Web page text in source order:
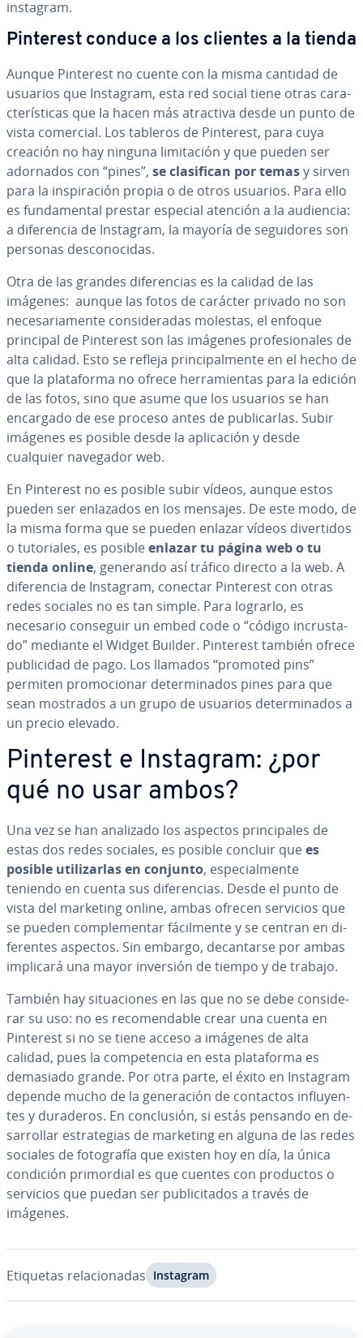
instagram.
Pinterest conduce a los clientes a la tienda
Aunque Pinterest no cuente con la misma cantidad de
usuarios que Instagram, esta red social tiene otras ca­ra­
c­te­rí­s­ti­cas que la hacen más atractiva desde un punto de
vista comercial. Los tableros de Pinterest, para cuya
creación no hay ninguna li­mi­ta­ción y que pueden ser
adornados con “pines”, se cla­si­fi­can por temasy sirven
para la in­s­pi­ra­ción propia o de otros usuarios. Para ello
es fu­n­da­me­n­tal prestar especial atención a la audiencia:
a di­fe­re­n­cia de Instagram, la mayoría de se­gui­do­res son
personas de­s­co­no­ci­das.
Otra de las grandes di­fe­re­n­cias es la calidad de las
imágenes: aunque las fotos de carácter privado no son
ne­ce­sa­ria­me­n­te co­n­si­de­ra­das molestas, el enfoque
principal de Pinterest son las imágenes pro­fe­sio­na­les de
alta calidad. Esto se refleja pri­n­ci­pa­l­me­n­te en el hecho de
que la pla­ta­fo­r­ma no ofrece he­rra­mie­n­tas para la edición
de las fotos, sino que asume que los usuarios se han
encargado de ese proceso antes de pu­bli­car­las. Subir
imágenes es posible desde la apli­ca­ción y desde
cualquier navegador web.
En Pinterest no es posible subir vídeos, aunque estos
pueden ser enlazados en los mensajes. De este modo, de
la misma forma que se pueden enlazar vídeos di­ve­r­ti­dos
o tu­to­ria­les, es posibleenlazar tu página web o tu
tienda online, generando así tráfico directo a la web. A
di­fe­re­n­cia de Instagram, conectar Pinterest con otras
redes sociales no es tan simple. Para lograrlo, es
necesario conseguir un embed code o “código in­cru­s­ta­
do” mediante el Widget Builder. Pinterest también ofrece
pu­bli­ci­dad de pago. Los llamados “promoted pins”
permiten pro­mo­cio­nar de­te­r­mi­na­dos pines para que
sean mostrados a un grupo de usuarios de­te­r­mi­na­dos a
un precio elevado.
Pinterest e Instagram: ¿por
qué no usar ambos?
Una vez se han analizado los aspectos pri­n­ci­pa­les de
estas dos redes sociales, es posible concluir quees
posible uti­li­zar­las en conjunto, es­pe­cia­l­me­n­te
teniendo en cuenta sus di­fe­re­n­cias. Desde el punto de
vista del marketing online, ambas ofrecen servicios que
se pueden co­m­ple­me­n­tar fá­ci­l­me­n­te y se centran en di­
fe­re­n­tes aspectos. Sin embargo, de­ca­n­tar­se por ambas
implicará una mayor inversión de tiempo y de trabajo.
También hay si­tua­cio­nes en las que no se debe co­n­si­de­
rar su uso: no es re­co­me­n­da­ble crear una cuenta en
Pinterest si no se tiene acceso a imágenes de alta
calidad, pues la co­m­pe­te­n­cia en esta pla­ta­fo­r­ma es
demasiado grande. Por otra parte, el éxito en Instagram
depende mucho de la ge­ne­ra­ción de contactos in­flu­ye­n­
tes y duraderos. En co­n­clu­sión, si estás pensando en de­
sa­rro­llar es­tra­te­gias de marketing en alguna de las redes
sociales de fo­to­gra­fía que existen hoy en día, la única
condición pri­mo­r­dial es que cuentes con productos o
servicios que puedan ser pu­bli­ci­ta­dos a través de
imágenes.
Etiquetas re­la­cio­na­das Instagram